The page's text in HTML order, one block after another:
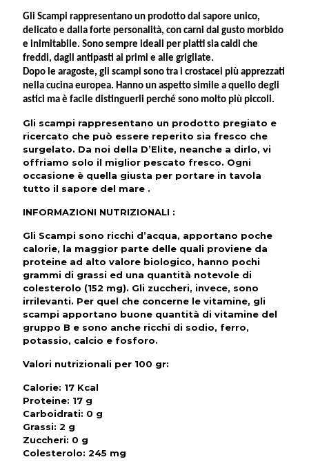
Gli Scampi rappresentano un prodotto dal sapore unico,
delicato e dalla forte personalità, con carni dal gusto morbido
e inimitabile. Sono sempre ideali per piatti sia caldi che
freddi, dagli antipasti ai primi e alle grigliate.
Dopo le aragoste, gli scampi sono tra i crostacei più apprezzati
nella cucina europea. Hanno un aspetto simile a quello degli
astici ma è facile distinguerli perché sono molto più piccoli.
Gli scampi rappresentano un prodotto pregiato e
ricercato che può essere reperito sia fresco che
surgelato. Da noi della D’Elite, neanche a dirlo, vi
offriamo solo il miglior pescato fresco. Ogni
occasione è quella giusta per portare in tavola
tutto il sapore del mare .
INFORMAZIONI NUTRIZIONALI :
Gli Scampi sono ricchi d’acqua, apportano poche
calorie, la maggior parte delle quali proviene da
proteine ad alto valore biologico, hanno pochi
grammi di grassi ed una quantità notevole di
colesterolo (152 mg). Gli zuccheri, invece, sono
irrilevanti. Per quel che concerne le vitamine, gli
scampi apportano buone quantità di vitamine del
gruppo B e sono anche ricchi di sodio, ferro,
potassio, calcio e fosforo.
Valori nutrizionali per 100 gr:
Calorie: 17 Kcal
Proteine: 17 g
Carboidrati: 0 g
Grassi: 2 g
Zuccheri: 0 g
Colesterolo: 245 mg